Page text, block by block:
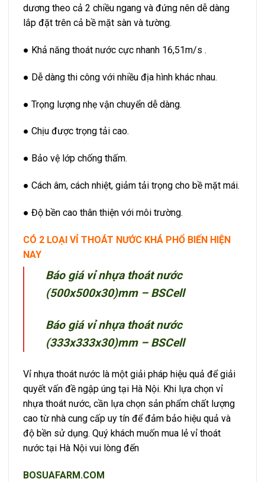
dương theo cả 2 chiều ngang và đứng nên dễ dàng
lắp đặt trên cả bề mặt sàn và tường.
● Khả năng thoát nước cực nhanh 16,51m/s .
● Dễ dàng thi công với nhiều địa hình khác nhau.
● Trọng lượng nhẹ vận chuyển dễ dàng.
● Chịu được trọng tải cao.
● Bảo vệ lớp chống thấm.
● Cách âm, cách nhiệt, giảm tải trọng cho bề mặt mái.
● Độ bền cao thân thiện với môi trường.
CÓ 2 LOẠI VỈ THOÁT NƯỚC KHÁ PHỔ BIẾN HIỆN
NAY
Báo giá vỉ nhựa thoát nước
(500x500x30)mm – BSCell
Báo giá vỉ nhựa thoát nước
(333x333x30)mm – BSCell
Vỉ nhựa thoát nước là một giải pháp hiệu quả để giải
quyết vấn đề ngập úng tại Hà Nội. Khi lựa chọn vỉ
nhựa thoát nước, cần lựa chọn sản phẩm chất lượng
cao từ nhà cung cấp uy tín để đảm bảo hiệu quả và
độ bền sử dụng. Quý khách muốn mua lẻ vỉ thoát
nước tại Hà Nội vui lòng đến
BOSUAFARM.COM